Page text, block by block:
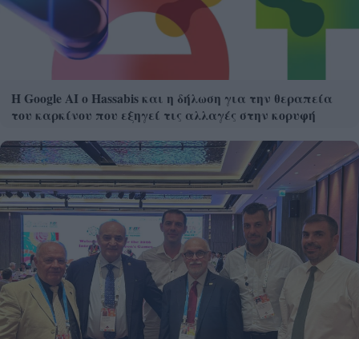
Η Google ΑΙ ο Hassabis και η δήλωση για την θεραπεία
του καρκίνου που εξηγεί τις αλλαγές στην κορυφή